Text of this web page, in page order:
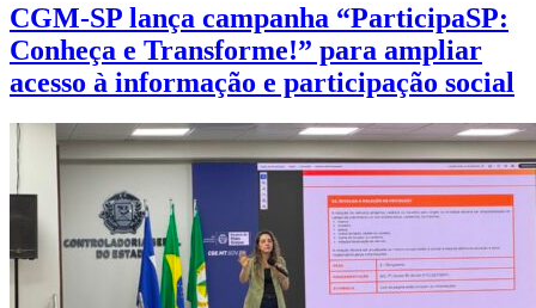
CGM-SP lança campanha “ParticipaSP:
Conheça e Transforme!” para ampliar
acesso à informação e participação social